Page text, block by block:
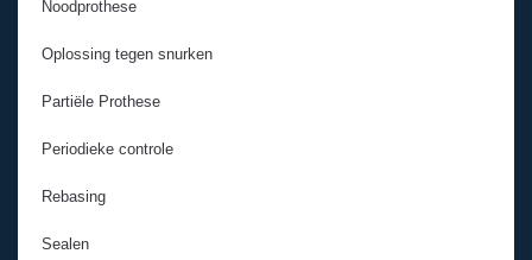
Noodprothese
Oplossing tegen snurken
Partiële Prothese
Periodieke controle
Rebasing
Sealen